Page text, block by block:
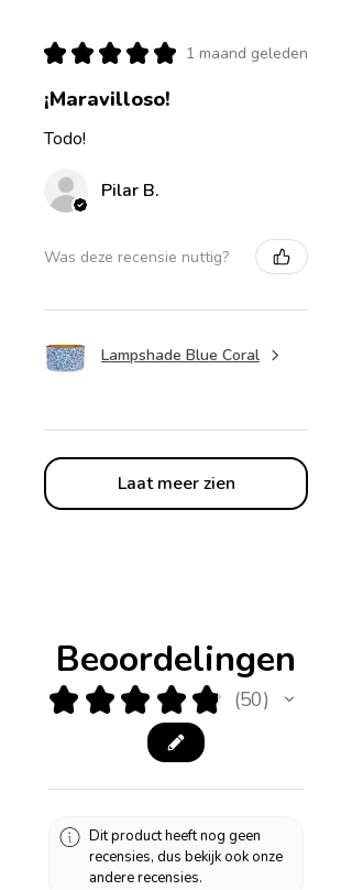
★ ★ ★ ★ ★ 1 maand geleden
¡Maravilloso!
Todo!
Pilar B.
Was deze recensie nuttig?
Lampshade Blue Coral
Laat meer zien
Beoordelingen
★ ★ ★ ★ ★ 50
50
Dit product heeft nog geen
recensies, dus bekijk ook onze
andere recensies.